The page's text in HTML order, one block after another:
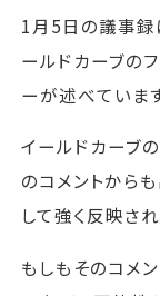
1月5日の議事録
ールドカーブの
ーが述べています
イールドカーブ
のコメントから
して強く反映さ
もしもそのコメ